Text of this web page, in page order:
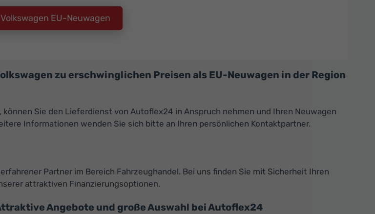
EU-Neuwagen
zu erschwinglichen Preisen als EU-Neuwagen in der Region
Sie den Lieferdienst von Autoflex24 in Anspruch nehmen und Ihren Neuwagen
Informationen wenden Sie sich bitte an Ihren persönlichen Kontaktpartner.
Partner im Bereich Fahrzeughandel. Bei uns finden Sie mit Sicherheit Ihren
attraktiven Finanzierungsoptionen.
Angebote und große Auswahl bei Autoflex24